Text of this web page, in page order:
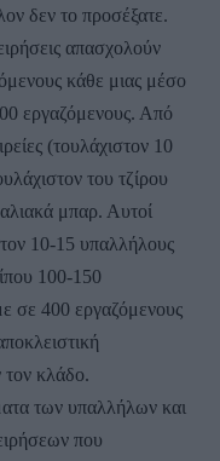
δεν το προσέξατε.
απασχολούν
κάθε μιας μέσο
εργαζόμενους. Από
(τουλάχιστον 10
του τζίρου
μπαρ. Αυτοί
10-15 υπαλλήλους
100-150
σε 400 εργαζόμενους
κλάδο.
των υπαλλήλων και
που